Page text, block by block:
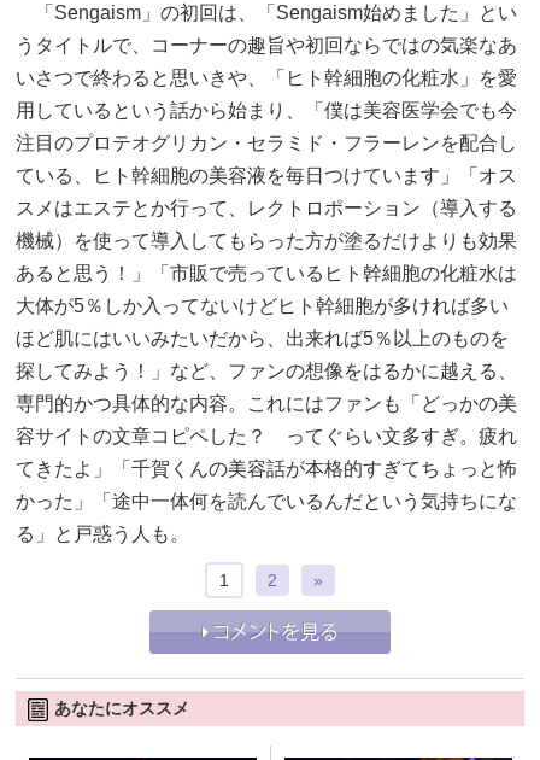
「Sengaism」の初回は、「Sengaism始めました」とい
うタイトルで、コーナーの趣旨や初回ならではの気楽なあ
いさつで終わると思いきや、「ヒト幹細胞の化粧水」を愛
用しているという話から始まり、「僕は美容医学会でも今
注目のプロテオグリカン・セラミド・フラーレンを配合し
ている、ヒト幹細胞の美容液を毎日つけています」「オス
スメはエステとか行って、レクトロポーション（導入する
機械）を使って導入してもらった方が塗るだけよりも効果
あると思う！」「市販で売っているヒト幹細胞の化粧水は
大体が5％しか入ってないけどヒト幹細胞が多ければ多い
ほど肌にはいいみたいだから、出来れば5％以上のものを
探してみよう！」など、ファンの想像をはるかに越える、
専門的かつ具体的な内容。これにはファンも「どっかの美
容サイトの文章コピペした？ ってぐらい文多すぎ。疲れ
てきたよ」「千賀くんの美容話が本格的すぎてちょっと怖
かった」「途中一体何を読んでいるんだという気持ちにな
る」と戸惑う人も。
1 2 »
あなたにオススメ